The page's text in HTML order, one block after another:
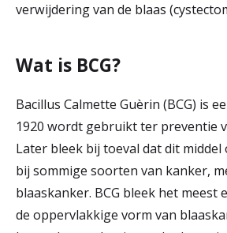
verwijdering van de blaas
Wat is BCG?
Bacillus Calmette Guèrin (BCG) is
1920 wordt gebruikt ter preventie
Later bleek bij toeval dat dit middel
bij sommige soorten van kanker,
blaaskanker. BCG bleek het meest
de oppervlakkige vorm van